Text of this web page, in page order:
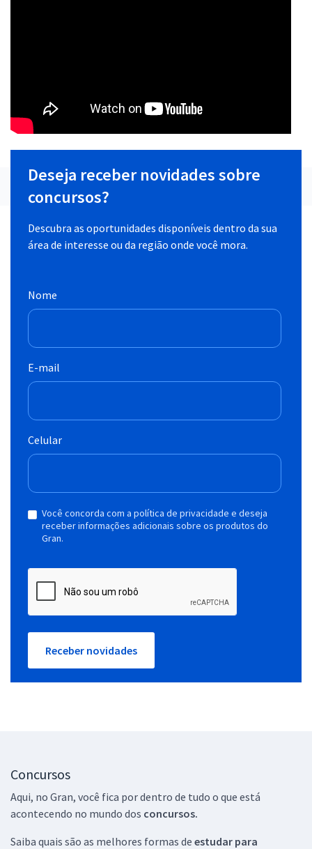
Deseja receber novidades sobre
concursos?
Descubra as oportunidades disponíveis dentro da sua
área de interesse ou da região onde você mora.
Nome
E-mail
Celular
Você concorda com a política de privacidade e deseja
receber informações adicionais sobre os produtos do
Gran.
Receber novidades
Concursos
Aqui, no Gran, você fica por dentro de tudo o que está
acontecendo no mundo dos concursos.
Saiba quais são as melhores formas de estudar para